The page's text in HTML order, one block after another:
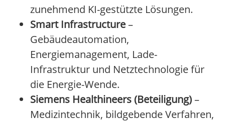
zunehmend KI-gestützte Lösungen.
Smart Infrastructure–
Gebäudeautomation,
Energiemanagement, Lade-
Infrastruktur und Netztechnologie für
die Energie-Wende.
Siemens Healthineers (Beteiligung)–
Medizintechnik, bildgebende Verfahren,